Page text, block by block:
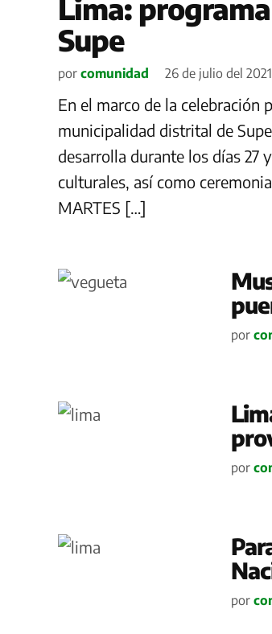
Lima:
Supe
por comunidad 26 de julio del
En el marco de la celebración
municipalidad distrital de
desarrolla durante los días 27
culturales, así como
MARTES […]
por
por
por